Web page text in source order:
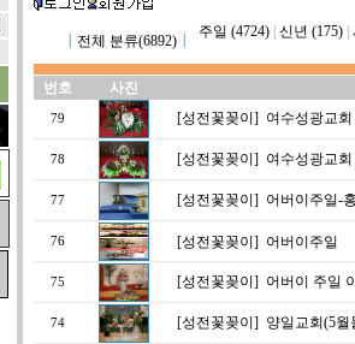
전체 분류(6892)┃
주일 (4724)| 신년 (175)|
번호 사진
79 [성전꽃꽂이] 여수성광교회
78 [성전꽃꽂이] 여수성광교회
77 [성전꽃꽂이] 어버이주일-
76 [성전꽃꽂이] 어버이주일
75 [성전꽃꽂이] 어버이 주일
74 [성전꽃꽂이] 양일교회(5